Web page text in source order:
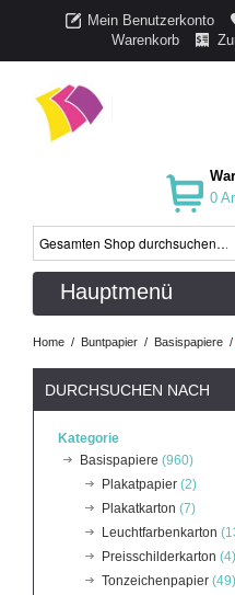
Mein Benutzerkonto
Warenkorb
0
Hauptmenü
Home / Buntpapier / Basispapiere /
DURCHSUCHEN NACH
Kategorie
Basispapiere (960)
Plakatpapier (2)
Plakatkarton (7)
Leuchtfarbenkarton
Preisschilderkarton (4)
Tonzeichenpapier (49)